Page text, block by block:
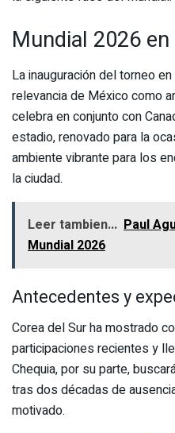
Mundial 2026
La inauguración del torneo
relevancia de México como
celebra en conjunto con
estadio, renovado para la
ambiente vibrante para los
la ciudad.
Leer tambien... Paul
Mundial 2026
Antecedentes y
Corea del Sur ha mostrado
participaciones recientes y
Chequia, por su parte,
tras dos décadas de
motivado.